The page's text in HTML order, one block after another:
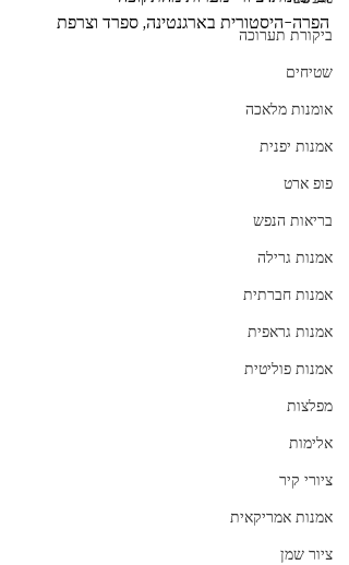
ביקורת תערוכה
שטיחים
אומנות מלאכה
אמנות יפנית
פופ ארט
בריאות הנפש
אמנות גרילה
אמנות חברתית
אמנות גראפית
אמנות פוליטית
מפלצות
אלימות
ציורי קיר
אמנות אמריקאית
ציור שמן
הפרה-היסטורית בארגנטינה, ספרד וצרפת